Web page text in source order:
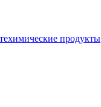
продукты